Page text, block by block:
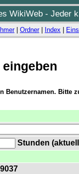
WikiWeb - Jeder
| Ordner| Index
Benutzernamen. Bitte
Stunden